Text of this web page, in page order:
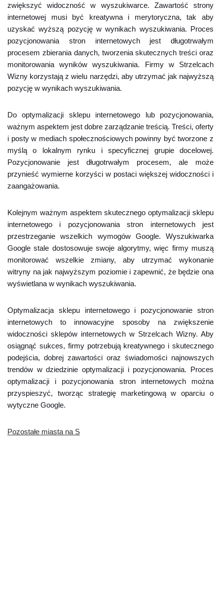
zwiększyć widoczność w wyszukiwarce. Zawartość strony
internetowej musi być kreatywna i merytoryczna, tak aby
uzyskać wyższą pozycję w wynikach wyszukiwania. Proces
pozycjonowania stron internetowych jest długotrwałym
procesem zbierania danych, tworzenia skutecznych treści oraz
monitorowania wyników wyszukiwania. Firmy w Strzelcach
Wizny korzystają z wielu narzędzi, aby utrzymać jak najwyższą
pozycję w wynikach wyszukiwania.
Do optymalizacji sklepu internetowego lub pozycjonowania,
ważnym aspektem jest dobre zarządzanie treścią. Treści, oferty
i posty w mediach społecznościowych powinny być tworzone z
myślą o lokalnym rynku i specyficznej grupie docelowej.
Pozycjonowanie jest długotrwałym procesem, ale może
przynieść wymierne korzyści w postaci większej widoczności i
zaangażowania.
Kolejnym ważnym aspektem skutecznego optymalizacji sklepu
internetowego i pozycjonowania stron internetowych jest
przestrzeganie wszelkich wymogów Google. Wyszukiwarka
Google stale dostosowuje swoje algorytmy, więc firmy muszą
monitorować wszelkie zmiany, aby utrzymać wykonanie
witryny na jak najwyższym poziomie i zapewnić, że będzie ona
wyświetlana w wynikach wyszukiwania.
Optymalizacja sklepu internetowego i pozycjonowanie stron
internetowych to innowacyjne sposoby na zwiększenie
widoczności sklepów internetowych w Strzelcach Wizny. Aby
osiągnąć sukces, firmy potrzebują kreatywnego i skutecznego
podejścia, dobrej zawartości oraz świadomości najnowszych
trendów w dziedzinie optymalizacji i pozycjonowania. Proces
optymalizacji i pozycjonowania stron internetowych można
przyspieszyć, tworząc strategię marketingową w oparciu o
wytyczne Google.
Pozostałe miasta na S